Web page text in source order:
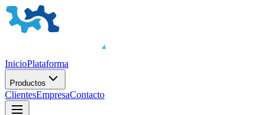
InicioPlataforma
Productos
ClientesEmpresaContacto